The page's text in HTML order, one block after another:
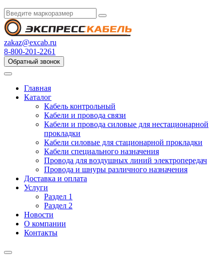
zakaz@excab.ru
8-800-201-2261
Обратный звонок
Главная
Каталог
Кабель контрольный
Кабели и провода связи
Кабели и провода силовые для нестационарной
прокладки
Кабели силовые для стационарной прокладки
Кабели специального назначения
Провода для воздушных линий электропередач
Провода и шнуры различного назначения
Доставка и оплата
Услуги
Раздел 1
Раздел 2
Новости
О компании
Контакты